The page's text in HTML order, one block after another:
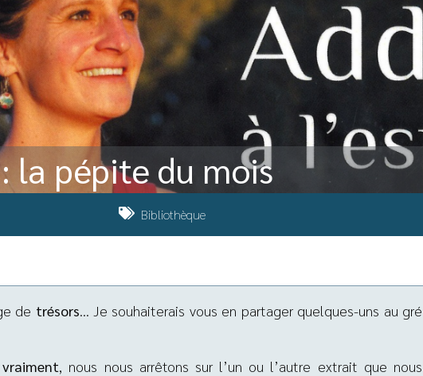
la pépite du mois
Bibliothèque
de trésors… Je souhaiterais vous en partager quelques-uns au gré
vraiment, nous nous arrêtons sur l’un ou l’autre extrait que nous